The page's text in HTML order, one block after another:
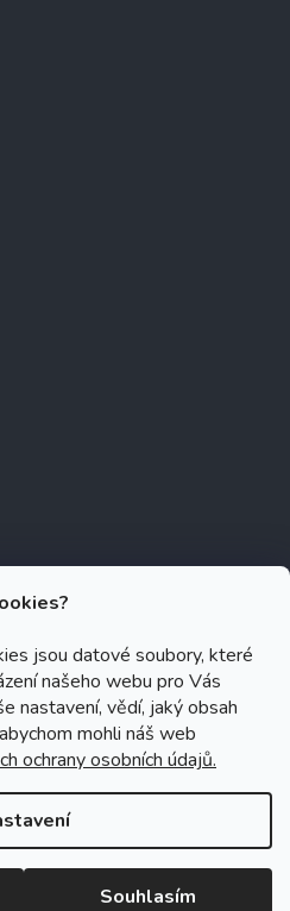
jsou datové soubory, které
našeho webu pro Vás
nastavení, vědí, jaký obsah
mohli náš web
ochrany osobních údajů.
Souhlasím
Všechna práva vyhrazena.
Upravit
cookies
implementoval Tomáš Hlad
.